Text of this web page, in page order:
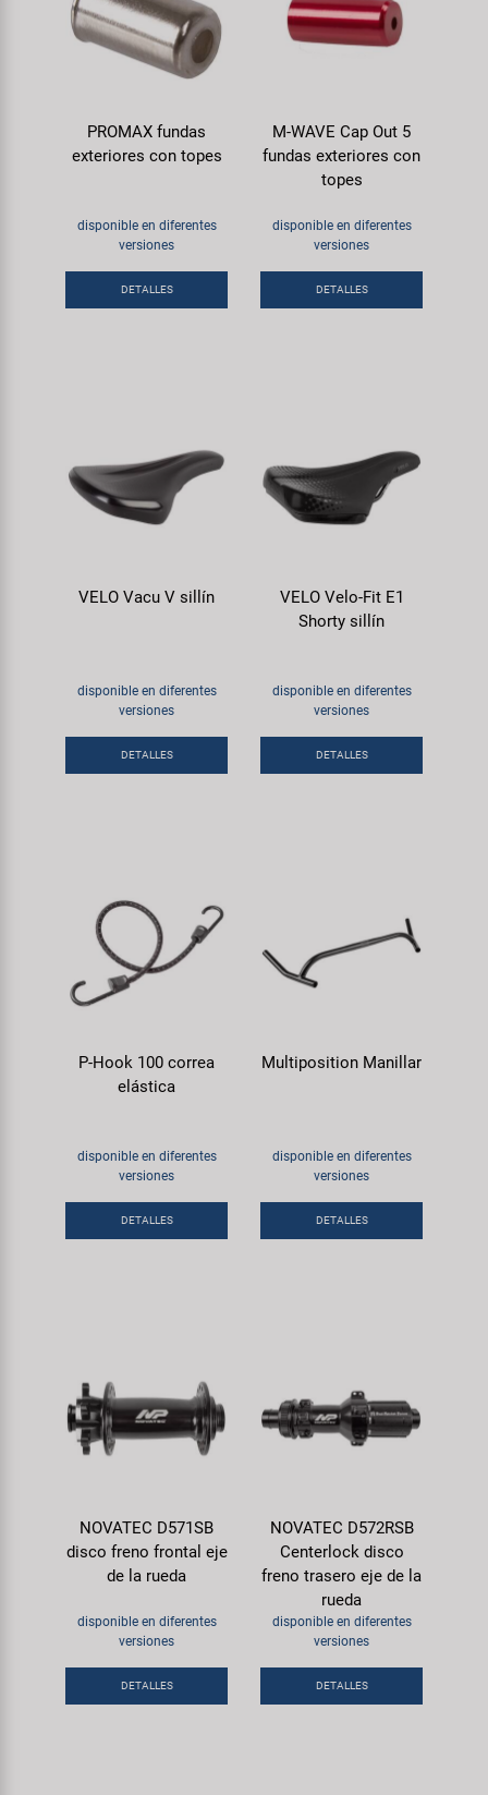
PROMAX fundas
exteriores con topes
disponible en diferentes
versiones
DETALLES
M-WAVE Cap Out 5
fundas exteriores con
topes
disponible en diferentes
versiones
DETALLES
VELO Vacu V sillín
disponible en diferentes
versiones
DETALLES
VELO Velo-Fit E1
Shorty sillín
disponible en diferentes
versiones
DETALLES
P-Hook 100 correa
elástica
disponible en diferentes
versiones
DETALLES
Multiposition Manillar
disponible en diferentes
versiones
DETALLES
NOVATEC D571SB
disco freno frontal eje
de la rueda
disponible en diferentes
versiones
DETALLES
NOVATEC D572RSB
Centerlock disco
freno trasero eje de la
rueda
disponible en diferentes
versiones
DETALLES